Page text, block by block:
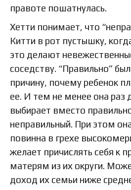
правоте пошатнулась.
Хетти понимает, что
Китти в рот пустышку,
это делают
соседству. “Правильно”
причину, почему ребенок
ее. И тем не менее она раз
выбирает вместо
неправильный. При этом
повинна в грехе
желает причислять себя к
матерям из их округи.
доход их семьи ниже